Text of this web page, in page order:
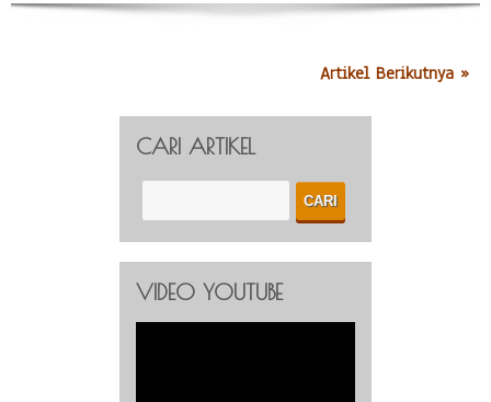
Artikel Berikutnya »
CARI ARTIKEL
VIDEO YOUTUBE